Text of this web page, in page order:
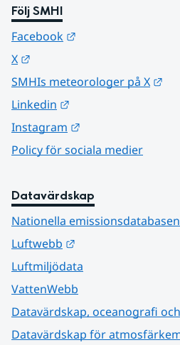
Följ SMHI
Facebook
X
SMHIs meteorologer på X
Linkedin
Instagram
Policy för sociala medier
Datavärdskap
Nationella emissionsdatabasen
Luftwebb
Luftmiljödata
VattenWebb
Datavärdskap, oceanografi
Datavärdskap för